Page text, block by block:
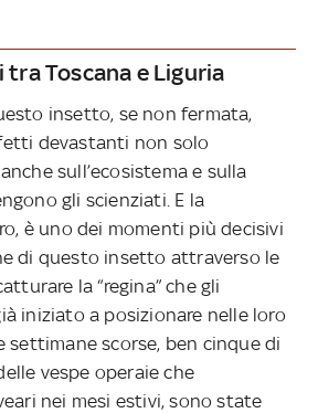
tra Toscana e Liguria
insetto, se non fermata,
devastanti non solo
sull’ecosistema e sulla
gli scienziati. E la
è uno dei momenti più decisivi
di questo insetto attraverso le
la “regina” che gli
iniziato a posizionare nelle loro
settimane scorse, ben cinque di
vespe operaie che
nei mesi estivi, sono state